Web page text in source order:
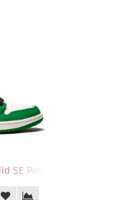
SE Pine Green